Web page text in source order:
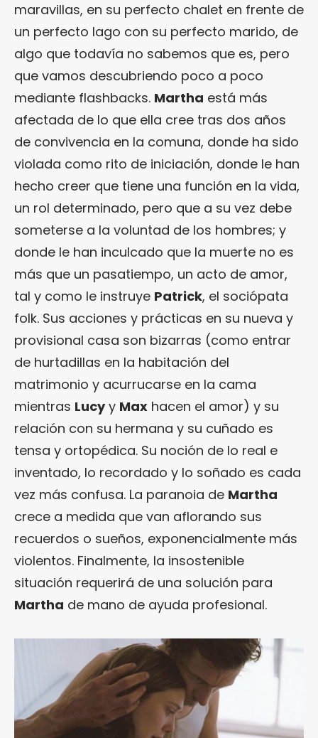
maravillas, en su perfecto chalet en frente de
un perfecto lago con su perfecto marido, de
algo que todavía no sabemos que es, pero
que vamos descubriendo poco a poco
mediante flashbacks. Martha está más
afectada de lo que ella cree tras dos años
de convivencia en la comuna, donde ha sido
violada como rito de iniciación, donde le han
hecho creer que tiene una función en la vida,
un rol determinado, pero que a su vez debe
someterse a la voluntad de los hombres; y
donde le han inculcado que la muerte no es
más que un pasatiempo, un acto de amor,
tal y como le instruye Patrick, el sociópata
folk. Sus acciones y prácticas en su nueva y
provisional casa son bizarras (como entrar
de hurtadillas en la habitación del
matrimonio y acurrucarse en la cama
mientras Lucyy Max hacen el amor) y su
relación con su hermana y su cuñado es
tensa y ortopédica. Su noción de lo real e
inventado, lo recordado y lo soñado es cada
vez más confusa. La paranoia de Martha
crece a medida que van aflorando sus
recuerdos o sueños, exponencialmente más
violentos. Finalmente, la insostenible
situación requerirá de una solución para
Martha de mano de ayuda profesional.